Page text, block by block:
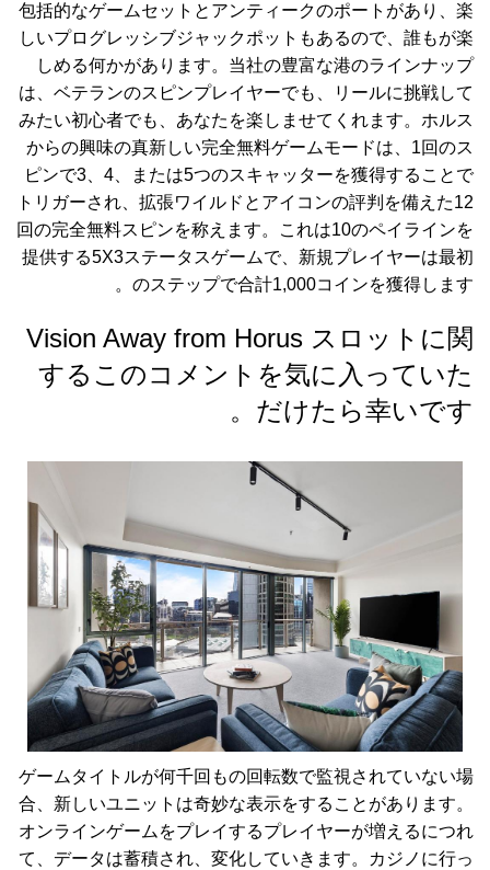
包括的なゲームセットとアンティークのポートがあり、楽
しいプログレッシブジャックポットもあるので、誰もが楽
しめる何かがあります。当社の豊富な港のラインナップ
は、ベテランのスピンプレイヤーでも、リールに挑戦して
みたい初心者でも、あなたを楽しませてくれます。ホルス
からの興味の真新しい完全無料ゲームモードは、1回のス
ピンで3、4、または5つのスキャッターを獲得することで
トリガーされ、拡張ワイルドとアイコンの評判を備えた12
回の完全無料スピンを称えます。これは10のペイラインを
提供する5X3ステータスゲームで、新規プレイヤーは最初
のステップで合計1,000コインを獲得します。
Vision Away from Horus スロットに関
するこのコメントを気に入っていた
だけたら幸いです。
ゲームタイトルが何千回もの回転数で監視されていない場
合、新しいユニットは奇妙な表示をすることがあります。
オンラインゲームをプレイするプレイヤーが増えるにつれ
て、データは蓄積され、変化していきます。カジノに行っ